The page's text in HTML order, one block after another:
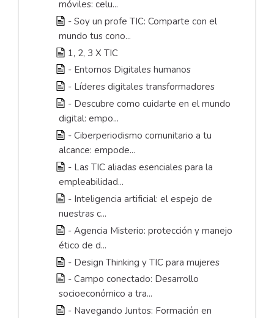
móviles: celu...
- Soy un profe TIC: Comparte con el
mundo tus cono...
1, 2, 3 X TIC
- Entornos Digitales humanos
- Líderes digitales transformadores
- Descubre como cuidarte en el mundo
digital: empo...
- Ciberperiodismo comunitario a tu
alcance: empode...
- Las TIC aliadas esenciales para la
empleabilidad...
- Inteligencia artificial: el espejo de
nuestras c...
- Agencia Misterio: protección y manejo
ético de d...
- Design Thinking y TIC para mujeres
- Campo conectado: Desarrollo
socioeconómico a tra...
- Navegando Juntos: Formación en